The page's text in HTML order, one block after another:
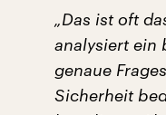
„Das ist oft
analysiert ein
genaue
Sicherheit